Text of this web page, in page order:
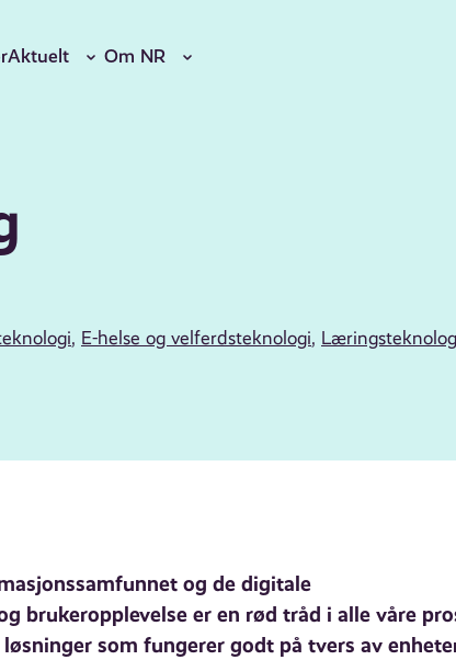
Aktuelt Om NR
, E-helse og velferdsteknologi,
og de digitale
brukeropplevelse er en rød tråd i alle våre
som fungerer godt på tvers av